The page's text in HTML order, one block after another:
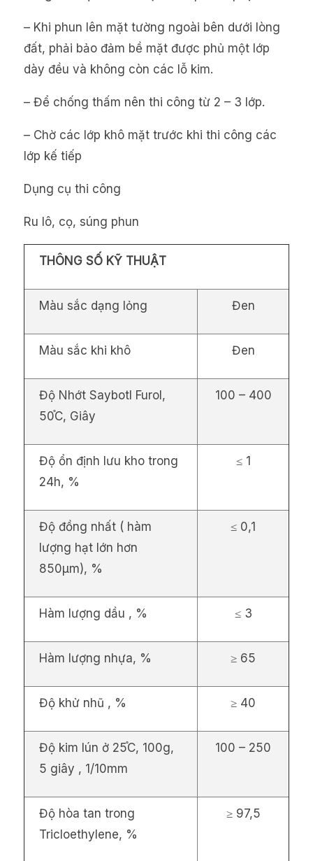
– Khi phun lên mặt tường ngoài bên dưới lòng
đất, phải bảo đảm bề mặt được phủ một lớp
dày đều và không còn các lỗ kim.
– Để chống thấm nên thi công từ 2 – 3 lớp.
– Chờ các lớp khô mặt trước khi thi công các
lớp kế tiếp
Dụng cụ thi công
Ru lô, cọ, súng phun
THÔNG SỐ KỸ THUẬT
Màu sắc dạng lỏng Đen
Màu sắc khi khô Đen
Độ Nhớt Saybotl Furol,
50֯C, Giây
100 – 400
Độ ổn định lưu kho trong
24h, %
≤ 1
Độ đồng nhất ( hàm
lượng hạt lớn hơn
850µm), %
≤ 0,1
Hàm lượng dầu , % ≤ 3
Hàm lượng nhựa, % ≥ 65
Độ khử nhũ , % ≥ 40
Độ kim lún ở 25֯C, 100g,
5 giây , 1/10mm
100 – 250
Độ hòa tan trong
Tricloethylene, %
≥ 97,5